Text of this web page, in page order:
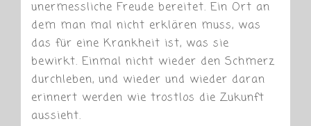
unermessliche Freude bereitet. Ein Ort an
dem man mal nicht erklären muss, was
das für eine Krankheit ist, was sie
bewirkt. Einmal nicht wieder den Schmerz
durchleben, und wieder und wieder daran
erinnert werden wie trostlos die Zukunft
aussieht.